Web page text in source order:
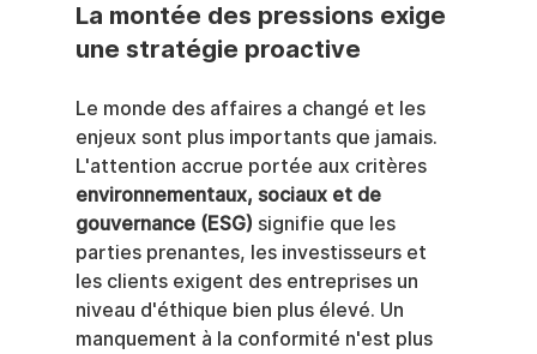
La montée des pressions exige
une stratégie proactive
Le monde des affaires a changé et les
enjeux sont plus importants que jamais.
L'attention accrue portée aux critères
environnementaux, sociaux et de
gouvernance (ESG) signifie que les
parties prenantes, les investisseurs et
les clients exigent des entreprises un
niveau d'éthique bien plus élevé. Un
manquement à la conformité n'est plus